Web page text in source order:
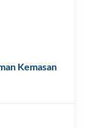
Kemasan